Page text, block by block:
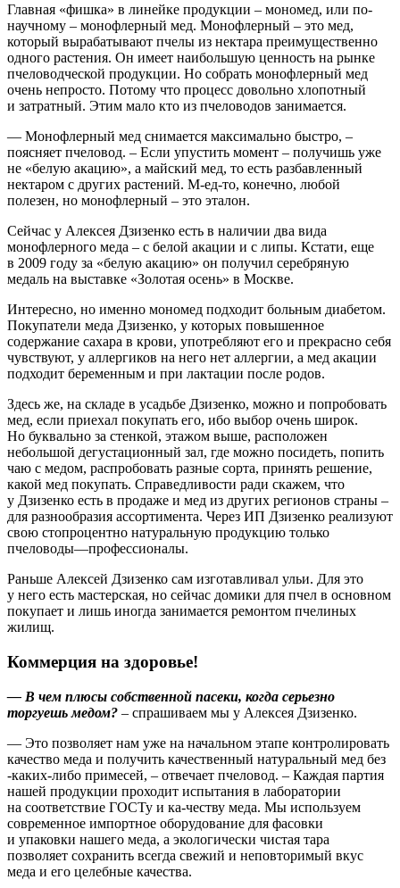
Главная «фишка» в линейке продукции – ​мономед, или по-
научному – ​монофлерный мед. Монофлерный – ​это мед,
который вырабатывают пчелы из нектара преимущественно
одного растения. Он имеет наибольшую ценность на рынке
пчеловодческой продукции. Но собрать монофлерный мед
очень непросто. Потому что процесс довольно хлопотный
и затратный. Этим мало кто из пчеловодов занимается.
— Монофлерный мед снимается максимально быстро, – ​
поясняет пчеловод. – ​Если упустить момент – ​получишь уже
не «белую акацию», а майский мед, то есть разбавленный
нектаром с других растений. М-ед-то, конечно, любой
полезен, но монофлерный – ​это эталон.
Сейчас у Алексея Дзизенко есть в наличии два вида
монофлерного меда – ​с белой акации и с липы. Кстати, еще
в 2009 году за «белую акацию» он получил серебряную
медаль на выставке «Золотая осень» в Москве.
Интересно, но именно мономед подходит больным диабетом.
Покупатели меда Дзизенко, у которых повышенное
содержание сахара в крови, употребляют его и прекрасно себя
чувствуют, у аллергиков на него нет аллергии, а мед акации
подходит беременным и при лактации после родов.
Здесь же, на складе в усадьбе Дзизенко, можно и попробовать
мед, если приехал покупать его, ибо выбор очень широк.
Но буквально за стенкой, этажом выше, расположен
небольшой дегустационный зал, где можно посидеть, попить
чаю с медом, распробовать разные сорта, принять решение,
какой мед покупать. Справедливости ради скажем, что
у Дзизенко есть в продаже и мед из других регионов страны – ​
для разнообразия ассортимента. Через ИП Дзизенко реализуют
свою стопроцентно натуральную продукцию только
пчеловоды—профессионалы.
Раньше Алексей Дзизенко сам изготавливал ульи. Для это
у него есть мастерская, но сейчас домики для пчел в основном
покупает и лишь иногда занимается ремонтом пчелиных
жилищ.
Коммерция на здоровье!
— В чем плюсы собственной пасеки, когда серьезно
торгуешь медом? – ​спрашиваем мы у Алексея Дзизенко.
— Это позволяет нам уже на начальном этапе контролировать
качество меда и получить качественный натуральный мед без
-каких-либо примесей, – ​отвечает пчеловод. – ​Каждая партия
нашей продукции проходит испытания в лаборатории
на соответствие ГОСТу и ка-честву меда. Мы используем
современное импортное оборудование для фасовки
и упаковки нашего меда, а экологически чистая тара
позволяет сохранить всегда свежий и неповторимый вкус
меда и его целебные качества.